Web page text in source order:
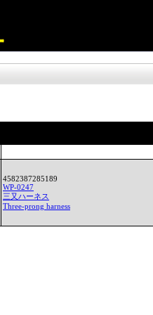
4582387285189
WP-0247
三又ハーネス
Three-prong harness